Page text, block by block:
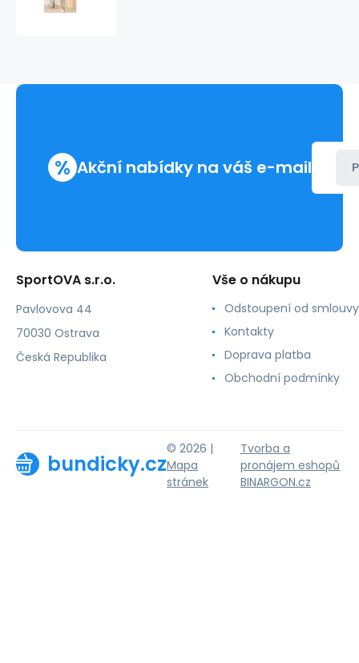
% Akční nabídky na váš e-mail
SportOVA s.r.o.
Pavlovova 44
70030 Ostrava
Česká Republika
Vše o nákupu
Odstoupení od smlouvy
Kontakty
Doprava platba
Obchodní podmínky
bundicky.cz
© 2026 |
Mapa
stránek
Tvorba a
pronájem eshopů
BINARGON.cz